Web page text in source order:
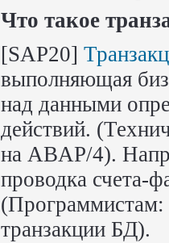
Что такое
[SAP20]
выполняющая
над данными
действий.
на ABAP/4).
проводка счета-
(Программистам:
транзакции БД).